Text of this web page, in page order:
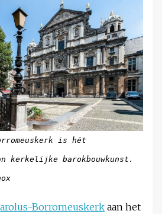
is hét
kerkelijke barokbouwkunst.
Borromeuskerk aan het